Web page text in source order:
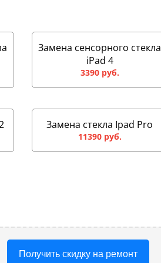
Замена сенсорного стекла
iPad 4
3390 руб.
Замена стекла Ipad Pro
11390 руб.
Получить скидку на ремонт